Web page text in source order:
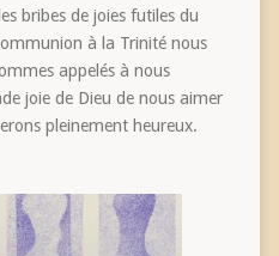
bribes de joies futiles du
à la Trinité nous
appelés à nous
joie de Dieu de nous aimer
pleinement heureux.